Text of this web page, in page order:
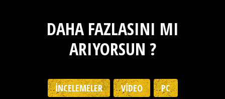
DAHA FAZLASINI MI
ARIYORSUN ?
İNCELEMELER VIDEO PC